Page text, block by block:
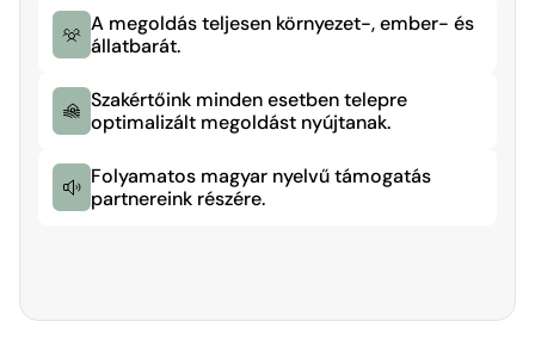
A megoldás teljesen környezet-, ember- és
állatbarát.
Szakértőink minden esetben telepre
optimalizált megoldást nyújtanak.
Folyamatos magyar nyelvű támogatás
partnereink részére.